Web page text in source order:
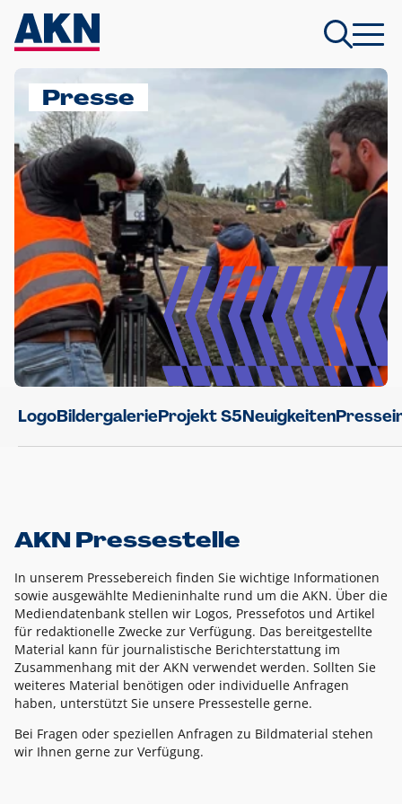
Presse
LogoBildergalerieProjekt S5Neuigkeiten
AKN Pressestelle
In unserem Pressebereich finden Sie wichtige Informationen
sowie ausgewählte Medieninhalte rund um die AKN. Über die
Mediendatenbank stellen wir Logos, Pressefotos und Artikel
für redaktionelle Zwecke zur Verfügung. Das bereitgestellte
Material kann für journalistische Berichterstattung im
Zusammenhang mit der AKN verwendet werden. Sollten Sie
weiteres Material benötigen oder individuelle Anfragen
haben, unterstützt Sie unsere Pressestelle gerne.
Bei Fragen oder speziellen Anfragen zu Bildmaterial stehen
wir Ihnen gerne zur Verfügung.